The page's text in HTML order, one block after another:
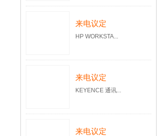
来电议定
HP WORKSTA...
来电议定
KEYENCE 通讯...
来电议定